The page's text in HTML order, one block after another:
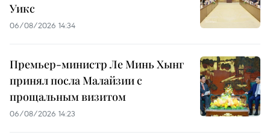
Уикс
06/08/2026 14:34
Премьер-министр Ле Минь Хынг
принял посла Малайзии с
прощальным визитом
06/08/2026 14:23